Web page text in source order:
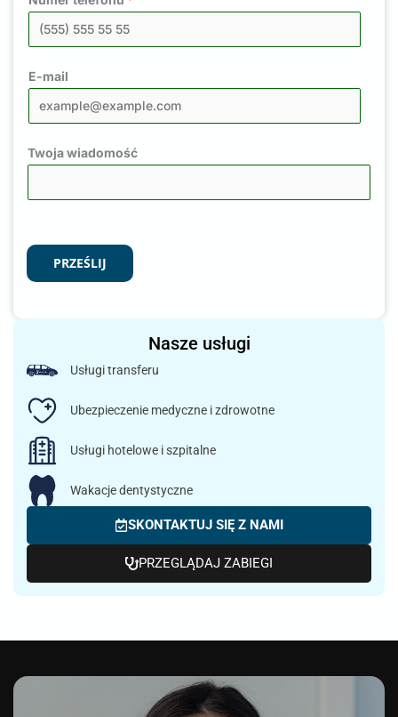
E-mail
Twoja wiadomość
PRZEŚLIJ
Nasze usługi
Usługi transferu
Ubezpieczenie medyczne i zdrowotne
Usługi hotelowe i szpitalne
Wakacje dentystyczne
SKONTAKTUJ SIĘ Z NAMI
PRZEGLĄDAJ ZABIEGI